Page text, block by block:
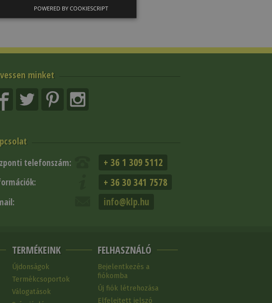
minket
telefonszám: + 36 1 309 5112
+ 36 30 341 7578
info@klp.hu
TERMÉKEINK
Újdonságok
Termékcsoportok
Válogatások
FELHASZNÁLÓ
Bejelentkezés a
fiókomba
Új fiók létrehozása
Elfelejtett jelszó
POWERED BY COOKIESCRIPT